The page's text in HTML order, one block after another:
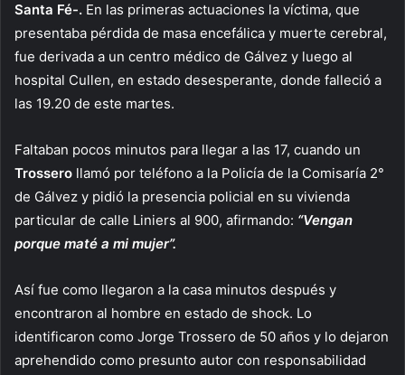
Santa Fé-. En las primeras actuaciones la víctima, que
presentaba pérdida de masa encefálica y muerte cerebral,
fue derivada a un centro médico de Gálvez y luego al
hospital Cullen, en estado desesperante, donde falleció a
las 19.20 de este martes.
Faltaban pocos minutos para llegar a las 17, cuando un
Trossero llamó por teléfono a la Policía de la Comisaría 2°
de Gálvez y pidió la presencia policial en su vivienda
particular de calle Liniers al 900, afirmando: “Vengan
porque maté a mi mujer”.
Así fue como llegaron a la casa minutos después y
encontraron al hombre en estado de shock. Lo
identificaron como Jorge Trossero de 50 años y lo dejaron
aprehendido como presunto autor con responsabilidad